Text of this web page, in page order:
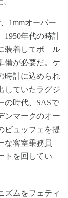
1mmオーバー
1950年代の時計
装着してポール
備が必要だ。ケ
時計に込められ
していたラグジ
の時代、SASで
ンマークのオー
ビュッフェを提
な客室乗務員
トを回してい
ズムをフェティ